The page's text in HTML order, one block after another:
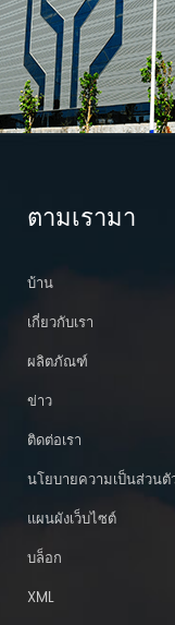
ตามเรามา
บ้าน
เกี่ยวกับเรา
ผลิตภัณฑ์
ข่าว
ติดต่อเรา
นโยบายความเป็นส่วนตั
แผนผังเว็บไซต์
บล็อก
XML